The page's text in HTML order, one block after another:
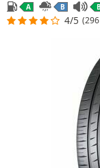
A B
4/5